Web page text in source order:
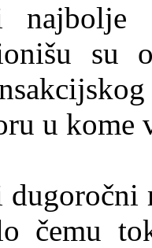
najbolje
su
u kome
čemu